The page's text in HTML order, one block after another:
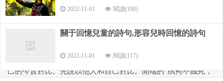
《奉贈韋左丞丈二十二韻》：杜甫在這首詩中卻能做到不
卑不亢，直抒胸臆，吐出長期郁積下來的對封建統治者壓制人
材的悲憤不平。這是他超出常人之處
詩中對比有兩種情況，一是以他人和自己對比；一是以自
己的今昔對比。先說以他人和自己對比。開端的“紈袴不餓死，
2022-11-01 閱讀(100)
關于回憶兒童的詩句,形容兒時回憶的詩句
2022-11-01 閱讀(117)